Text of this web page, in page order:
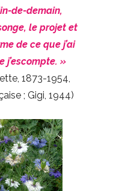
de-demain,
le projet et
de ce que j’ai
j’escompte. »
1873-1954,
; Gigi, 1944)